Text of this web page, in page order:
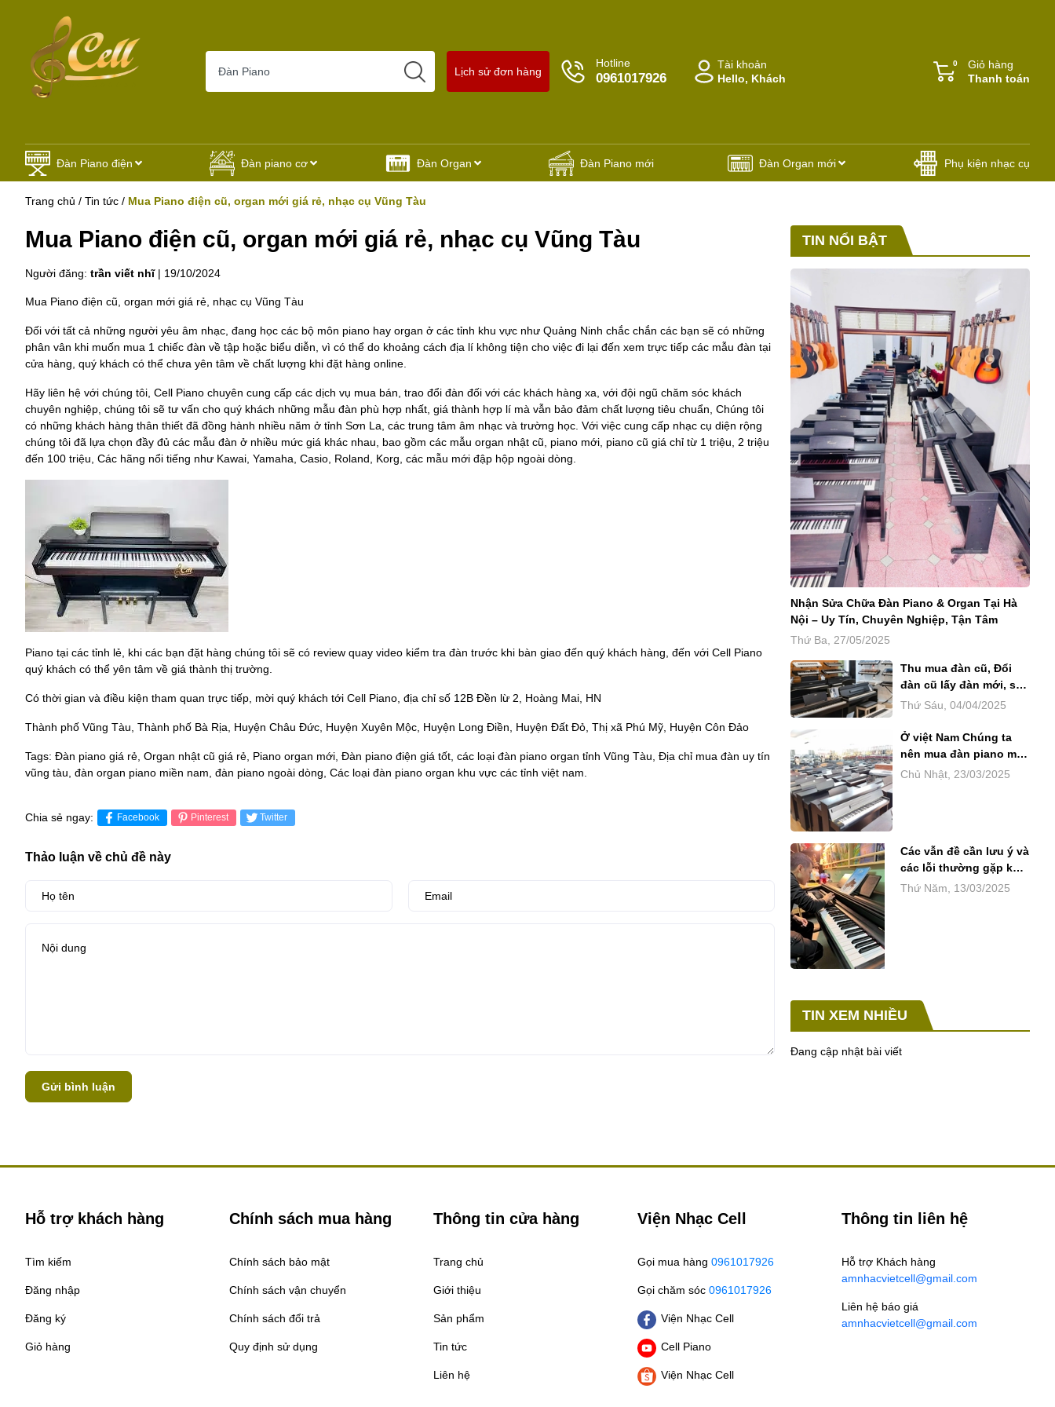
Lịch sử đơn hàng
Hotline
0961017926
Tài khoản
Hello, Khách
Giỏ hàng
Thanh toán
0
Đàn Piano điện Đàn piano cơ Đàn Organ Đàn Piano mới Đàn Organ mới Phụ kiện nhạc cụ
Trang chủ / Tin tức / Mua Piano điện cũ, organ mới giá rẻ, nhạc cụ Vũng Tàu
Mua Piano điện cũ, organ mới giá rẻ, nhạc cụ Vũng Tàu
Người đăng: trần viết nhĩ| 19/10/2024
Mua Piano điện cũ, organ mới giá rẻ, nhạc cụ Vũng Tàu
Đối với tất cả những người yêu âm nhạc, đang học các bộ môn piano hay organ ở các tỉnh khu vực như Quảng Ninh chắc chắn các bạn sẽ có những
phân vân khi muốn mua 1 chiếc đàn về tập hoặc biểu diễn, vì có thể do khoảng cách địa lí không tiện cho việc đi lại đến xem trực tiếp các mẫu đàn tại
cửa hàng, quý khách có thể chưa yên tâm về chất lượng khi đặt hàng online.
Hãy liên hệ với chúng tôi, Cell Piano chuyên cung cấp các dịch vụ mua bán, trao đổi đàn đối với các khách hàng xa, với đội ngũ chăm sóc khách
chuyên nghiệp, chúng tôi sẽ tư vấn cho quý khách những mẫu đàn phù hợp nhất, giá thành hợp lí mà vẫn bảo đảm chất lượng tiêu chuẩn, Chúng tôi
có những khách hàng thân thiết đã đồng hành nhiều năm ở tỉnh Sơn La, các trung tâm âm nhạc và trường học. Với việc cung cấp nhạc cụ diện rộng
chúng tôi đã lựa chọn đầy đủ các mẫu đàn ở nhiều mức giá khác nhau, bao gồm các mẫu organ nhật cũ, piano mới, piano cũ giá chỉ từ 1 triệu, 2 triệu
đến 100 triệu, Các hãng nổi tiếng như Kawai, Yamaha, Casio, Roland, Korg, các mẫu mới đập hộp ngoài dòng.
Piano tại các tỉnh lẻ, khi các bạn đặt hàng chúng tôi sẽ có review quay video kiểm tra đàn trước khi bàn giao đến quý khách hàng, đến với Cell Piano
quý khách có thể yên tâm về giá thành thị trường.
Có thời gian và điều kiện tham quan trực tiếp, mời quý khách tới Cell Piano, địa chỉ số 12B Đền lừ 2, Hoàng Mai, HN
Thành phố Vũng Tàu, Thành phố Bà Rịa, Huyện Châu Đức, Huyện Xuyên Mộc, Huyện Long Điền, Huyện Đất Đỏ, Thị xã Phú Mỹ, Huyện Côn Đảo
Tags: Đàn piano giá rẻ, Organ nhật cũ giá rẻ, Piano organ mới, Đàn piano điện giá tốt, các loại đàn piano organ tỉnh Vũng Tàu, Địa chỉ mua đàn uy tín
vũng tàu, đàn organ piano miền nam, đàn piano ngoài dòng, Các loại đàn piano organ khu vực các tỉnh việt nam.
Chia sẻ ngay: Facebook Pinterest Twitter
Thảo luận về chủ đề này
Gửi bình luận
TIN NỔI BẬT
Nhận Sửa Chữa Đàn Piano & Organ Tại Hà
Nội – Uy Tín, Chuyên Nghiệp, Tận Tâm
Thứ Ba, 27/05/2025
Thu mua đàn cũ, Đổi
đàn cũ lấy đàn mới, sửa
chữa bảo dưỡng piano
Thứ Sáu, 04/04/2025
Ở việt Nam Chúng ta
nên mua đàn piano mới
hay piano cũ sẽ tốt
Chủ Nhật, 23/03/2025
Các vẫn đề cần lưu ý và
các lỗi thường gặp khi
mua đàn piano và
Thứ Năm, 13/03/2025
TIN XEM NHIỀU
Đang cập nhật bài viết
Hỗ trợ khách hàng
Tìm kiếm
Đăng nhập
Đăng ký
Giỏ hàng
Chính sách mua hàng
Chính sách bảo mật
Chính sách vận chuyển
Chính sách đổi trả
Quy định sử dụng
Thông tin cửa hàng
Trang chủ
Giới thiệu
Sản phẩm
Tin tức
Liên hệ
Viện Nhạc Cell
Gọi mua hàng 0961017926
Gọi chăm sóc 0961017926
Viện Nhạc Cell
Cell Piano
Viện Nhạc Cell
Thông tin liên hệ
Hỗ trợ Khách hàng
amnhacvietcell@gmail.com
Liên hệ báo giá
amnhacvietcell@gmail.com